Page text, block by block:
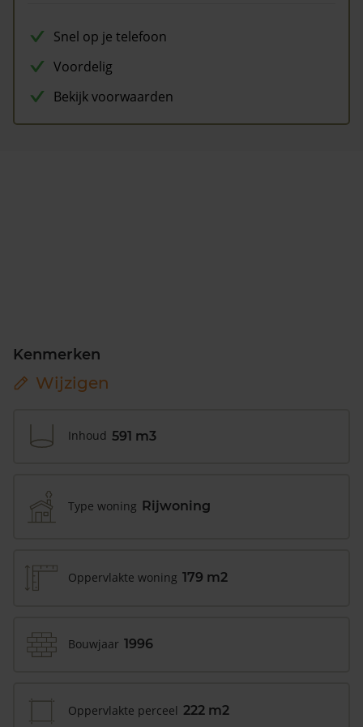
Snel op je telefoon
Voordelig
Bekijk voorwaarden
Kenmerken
Wijzigen
Inhoud 591 m3
Type woning Rijwoning
Oppervlakte woning 179 m2
Bouwjaar 1996
Oppervlakte perceel 222 m2